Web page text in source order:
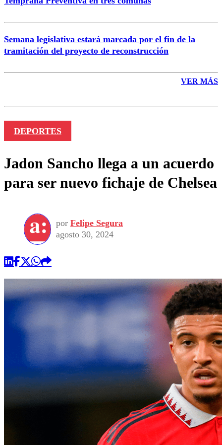
Semana legislativa estará marcada por el fin de la
tramitación del proyecto de reconstrucción
VER MÁS
DEPORTES
Jadon Sancho llega a un acuerdo
para ser nuevo fichaje de Chelsea
por Felipe Segura
agosto 30, 2024